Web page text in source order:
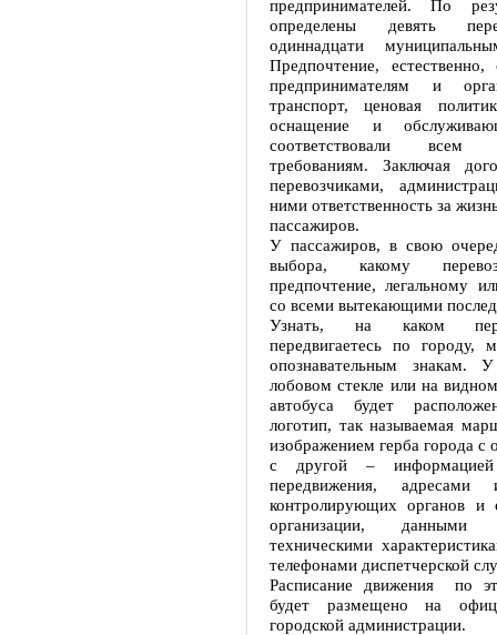
предпринимателей. По
определены девять
одиннадцати
Предпочтение, естественно,
предпринимателям и
транспорт, ценовая
оснащение и
соответствовали всем
требованиям. Заключая
перевозчиками,
ними ответственность за
пассажиров.
У пассажиров, в свою
выбора, какому
предпочтение, легальному
со всеми вытекающими
Узнать, на каком
передвигаетесь по городу,
опознавательным знакам.
лобовом стекле или на
автобуса будет
логотип, так называемая
изображением герба города с
с другой –
передвижения, адресами
контролирующих органов и
организации,
техническими
телефонами диспетчерской
Расписание движения по
будет размещено на
городской администрации.